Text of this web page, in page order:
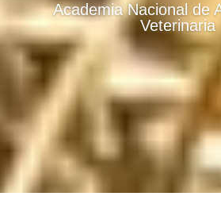
Academia Nacional de
Veterinaria